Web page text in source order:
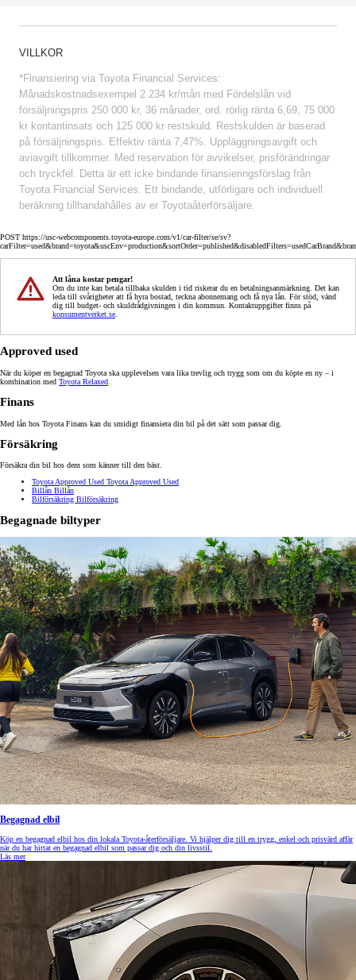
VILLKOR
*Finansiering via Toyota Financial Services:
Månadskostnadsexempel 2 234 kr/mån med Fördelslån vid
försäljningspris 250 000 kr, 36 månader, ord. rörlig ränta 6,69, 75 000
kr kontantinsats och 125 000 kr restskuld. Restskulden är baserad
på försäljningspris. Effektiv ränta 7,47%. Uppläggningsavgift och
aviavgift tillkommer. Med reservation för avvikelser, prisförändringar
och tryckfel. Detta är ett icke bindande finansieringsförslag från
Toyota Financial Services. Ett bindande, utförligare och individuell
beräkning tillhandahålles av er Toyotaåterförsäljare.
POST https://usc-webcomponents.toyota-europe.com/v1/car-filter/se/sv?
Att låna kostar pengar!
Om du inte kan betala tillbaka skulden i tid riskerar du en betalningsanmärkning. Det kan
leda till svårigheter att få hyra bostad, teckna abonnemang och få nya lån. För stöd, vänd
dig till budget- och skuldrådgivningen i din kommun. Kontaktuppgifter finns på
konsumentverket.se
Approved used
När du köper en begagnad Toyota ska upplevelsen vara lika trevlig och trygg som om du köpte en ny – i
kombination med Toyota Relaxed
Finans
Med lån hos Toyota Finans kan du smidigt finansiera din bil på det sätt som passar dig.
Försäkring
Försäkra din bil hos dem som känner till den bäst.
Toyota Approved Used Toyota Approved Used
Billån Billån
Bilförsäkring Bilförsäkring
Begagnade biltyper
Begagnad elbil
Köp en begagnad elbil hos din lokala Toyota-återförsäljare. Vi hjälper dig till en trygg, enkel och prisvärd affär
när du har hittat en begagnad elbil som passar dig och din livsstil.
Läs mer